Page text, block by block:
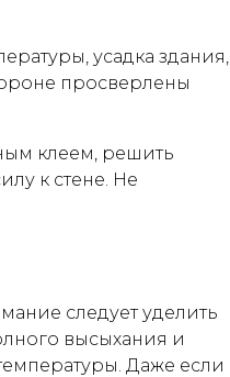
усадка здания,
просверлены
клеем, решить
к стене. Не
следует уделить
высыхания и
Даже если